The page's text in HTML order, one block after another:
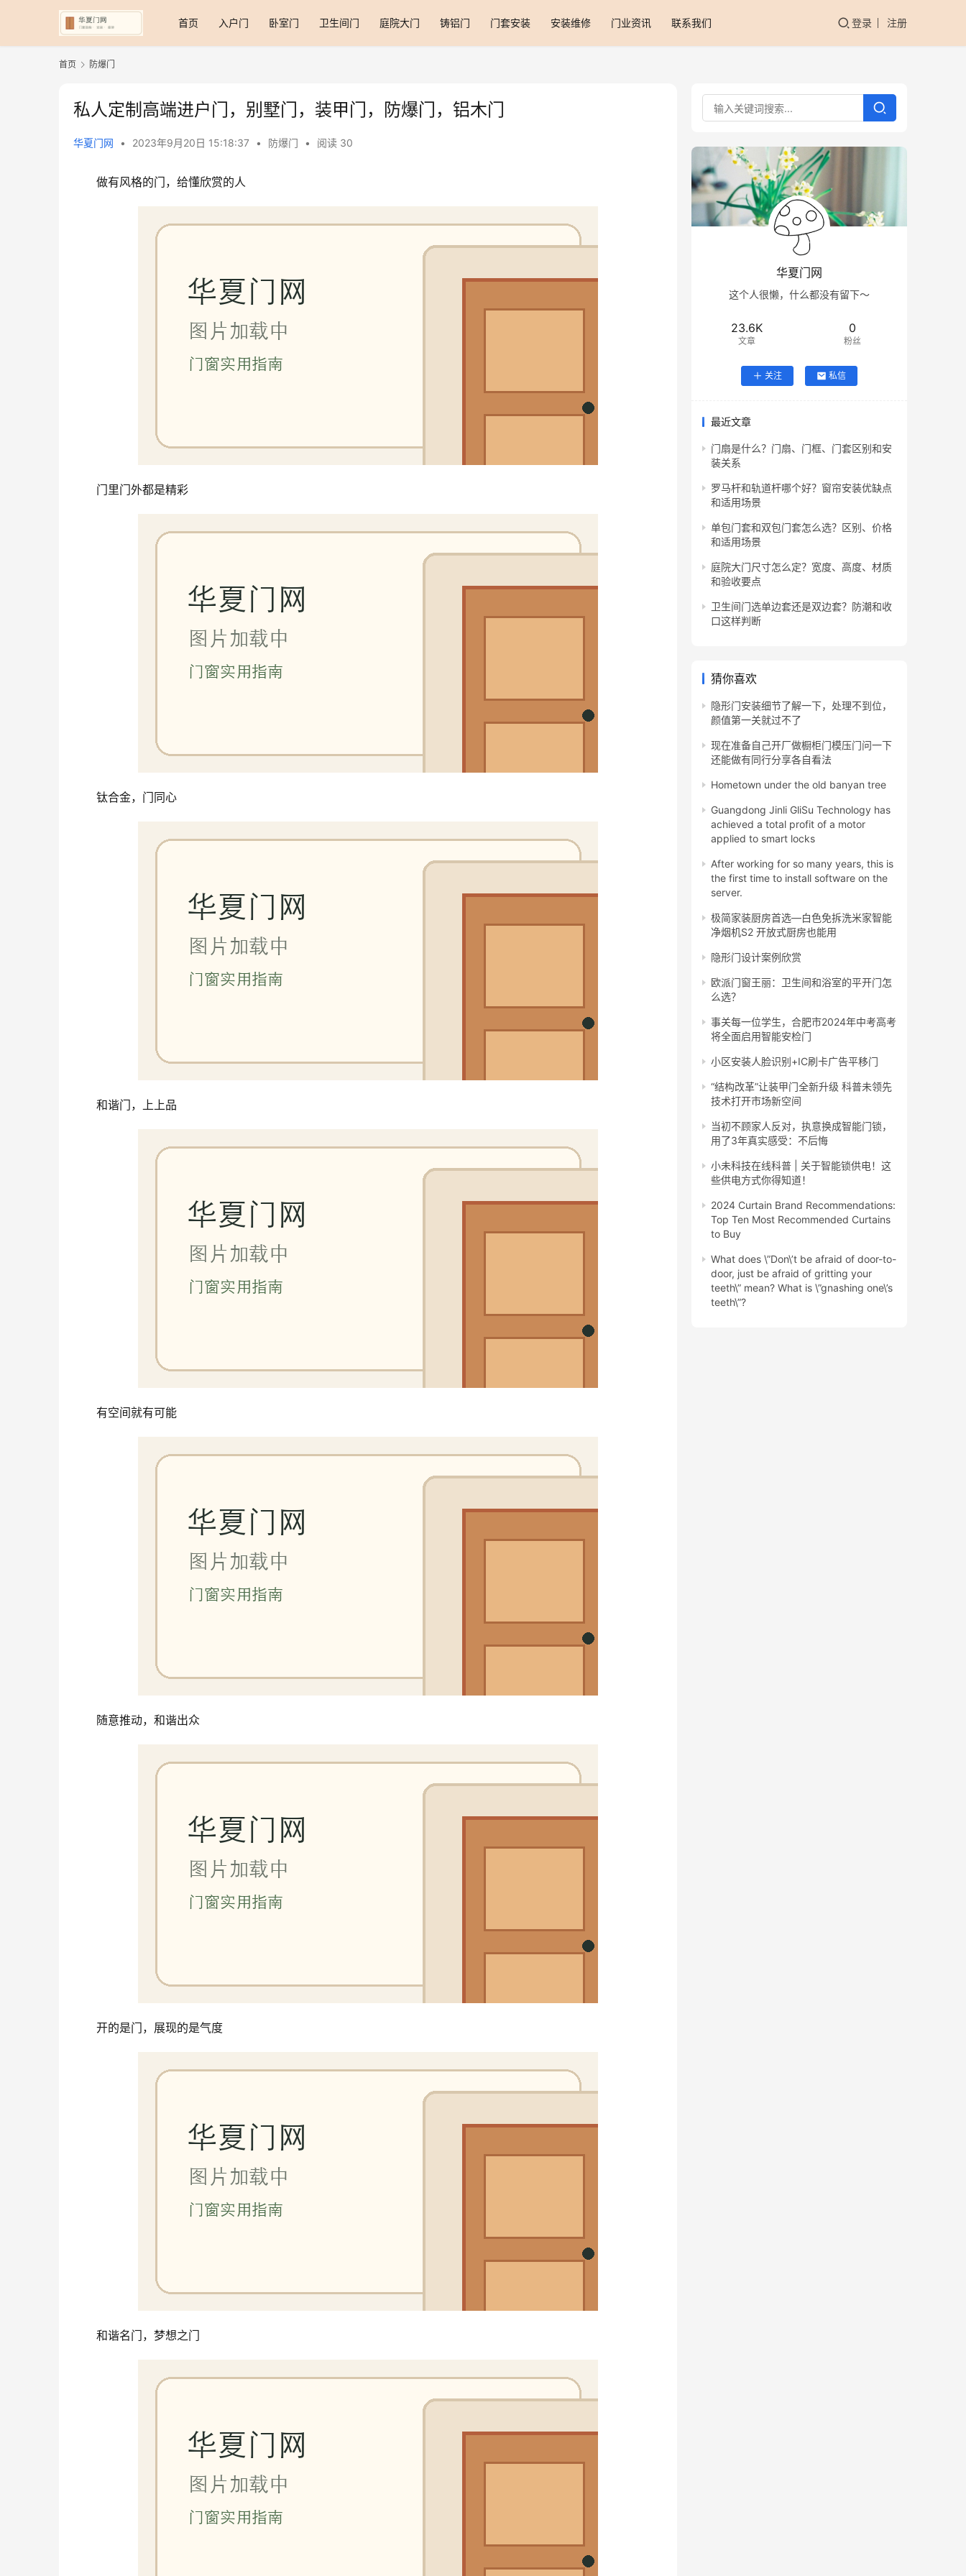
首页 入户门 卧室门 卫生间门 庭院大门 铸铝门 门套安装 安装维修 门业资讯 联系我们 登录 注册
首页 防爆门
私人定制高端进户门，别墅门，装甲门，防爆门，铝木门
华夏门网 • 2023年9月20日 15:18:37 • 防爆门 • 阅读 30
做有风格的门，给懂欣赏的人
门里门外都是精彩
钛合金，门同心
和谐门，上上品
有空间就有可能
随意推动，和谐出众
开的是门，展现的是气度
和谐名门，梦想之门
华夏门网
这个人很懒，什么都没有留下～
23.6K
文章
0
粉丝
关注 私信
最近文章
门扇是什么？门扇、门框、门套区别和安
装关系
罗马杆和轨道杆哪个好？窗帘安装优缺点
和适用场景
单包门套和双包门套怎么选？区别、价格
和适用场景
庭院大门尺寸怎么定？宽度、高度、材质
和验收要点
卫生间门选单边套还是双边套？防潮和收
口这样判断
猜你喜欢
隐形门安装细节了解一下，处理不到位，
颜值第一关就过不了
现在准备自己开厂做橱柜门模压门问一下
还能做有同行分享各自看法
Hometown under the old banyan tree
Guangdong Jinli GliSu Technology has
achieved a total profit of a motor
applied to smart locks
After working for so many years, this is
the first time to install software on the
server.
极简家装厨房首选—白色免拆洗米家智能
净烟机S2 开放式厨房也能用
隐形门设计案例欣赏
欧派门窗王丽：卫生间和浴室的平开门怎
么选？
事关每一位学生，合肥市2024年中考高考
将全面启用智能安检门
小区安装人脸识别+IC刷卡广告平移门
“结构改革”让装甲门全新升级 科普未领先
技术打开市场新空间
当初不顾家人反对，执意换成智能门锁，
用了3年真实感受：不后悔
小未科技在线科普 | 关于智能锁供电！这
些供电方式你得知道！
2024 Curtain Brand Recommendations:
Top Ten Most Recommended Curtains
to Buy
What does \”Don\’t be afraid of door-to-
door, just be afraid of gritting your
teeth\” mean? What is \”gnashing one\’s
teeth\”?